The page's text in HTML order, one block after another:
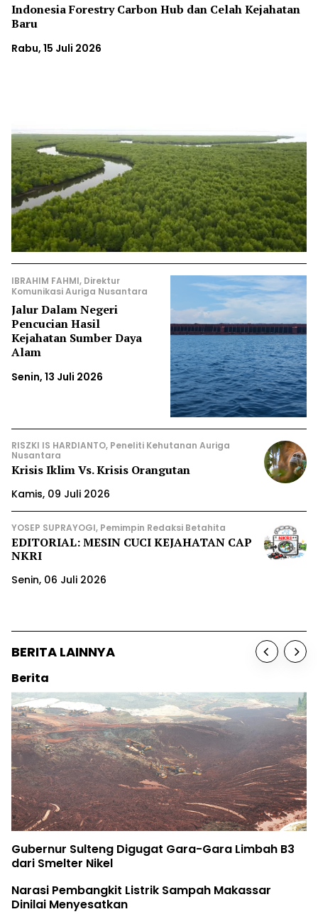
Indonesia Forestry Carbon Hub dan Celah Kejahatan
Baru
Rabu, 15 Juli 2026
IBRAHIM FAHMI, Direktur
Komunikasi Auriga Nusantara
Jalur Dalam Negeri
Pencucian Hasil
Kejahatan Sumber Daya
Alam
Senin, 13 Juli 2026
RISZKI IS HARDIANTO, Peneliti Kehutanan Auriga
Nusantara
Krisis Iklim Vs. Krisis Orangutan
Kamis, 09 Juli 2026
YOSEP SUPRAYOGI, Pemimpin Redaksi Betahita
EDITORIAL: MESIN CUCI KEJAHATAN CAP
NKRI
Senin, 06 Juli 2026
BERITA LAINNYA
Berita
Gubernur Sulteng Digugat Gara-Gara Limbah B3
dari Smelter Nikel
Narasi Pembangkit Listrik Sampah Makassar
Dinilai Menyesatkan